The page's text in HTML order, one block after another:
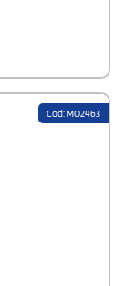
Cod: MO2463